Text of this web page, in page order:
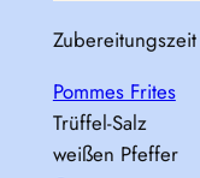
Pommes Frites
Trüffel-Salz
weißen Pfeffer